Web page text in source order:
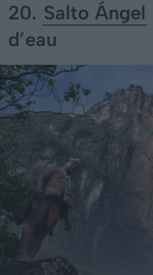
20. Salto Ángel
d’eau